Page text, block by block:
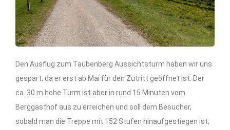
Den Ausflug zum Taubenberg Aussichtsturm haben wir uns
gespart, da er erst ab Mai für den Zutritt geöffnet ist. Der
ca. 30 m hohe Turm ist aber in rund 15 Minuten vom
Berggasthof aus zu erreichen und soll dem Besucher,
sobald man die Treppe mit 152 Stufen hinaufgestiegen ist,